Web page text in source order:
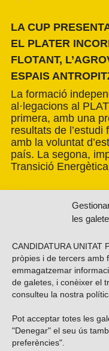
les
CANDIDATURA UNITAT
pròpies i de tercers amb
emmagatzemar
de galetes, i conèixer el
consulteu la nostra
Pot acceptar totes les
"Denegar" el seu ús
preferències".
LA CUP
EL PLATER
FLOTANT,
ESPAIS
La formació
al·legacions al
primera, amb una
resultats de
amb la voluntat
país. La segona,
Transició
Vols